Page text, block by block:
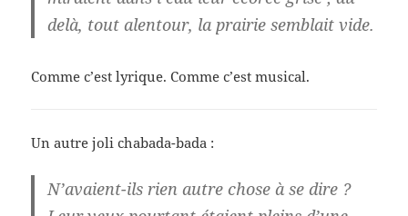
delà, tout alentour, la prairie semblait vide.
Comme c’est lyrique. Comme c’est musical.
Un autre joli chabada-bada :
N’avaient-ils rien autre chose à se dire ?